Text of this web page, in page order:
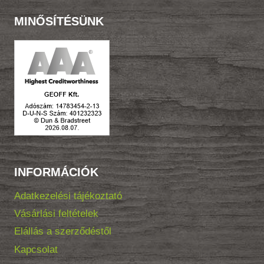
MINŐSÍTÉSÜNK
INFORMÁCIÓK
Adatkezelési tájékoztató
Vásárlási feltételek
Elállás a szerződéstől
Kapcsolat